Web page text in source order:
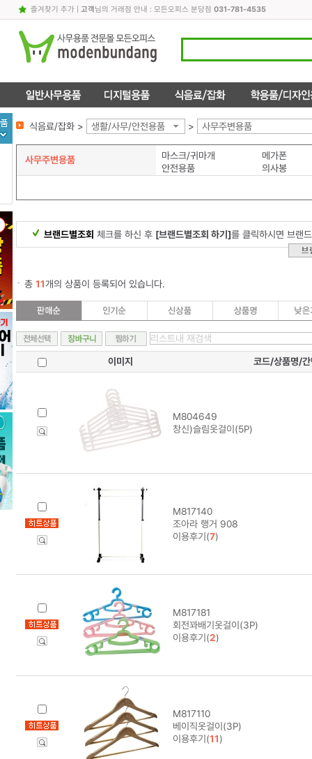
즐겨찾기 추가| 고객님의 거래점 안내 : 모든오피스 분당점 031-781-4535
식음료/잡화 > 생활/사무/안전용품 > 사무주변용품
사무주변용품 마스크/귀마개
메가폰
안전용품
의사봉
브랜드별조회 체크를 하신 후 [브랜드별조회 하기]를 클릭하시면 브랜
총 11개의 상품이 등록되어 있습니다.
이미지 코드/상품명/간
M804649
창신)슬림옷걸이(5P)
M817140
조아라 행거 908
이용후기(7)
M817181
회전꽈배기옷걸이(3P)
이용후기(2)
M817110
베이직옷걸이(3P)
이용후기(11)